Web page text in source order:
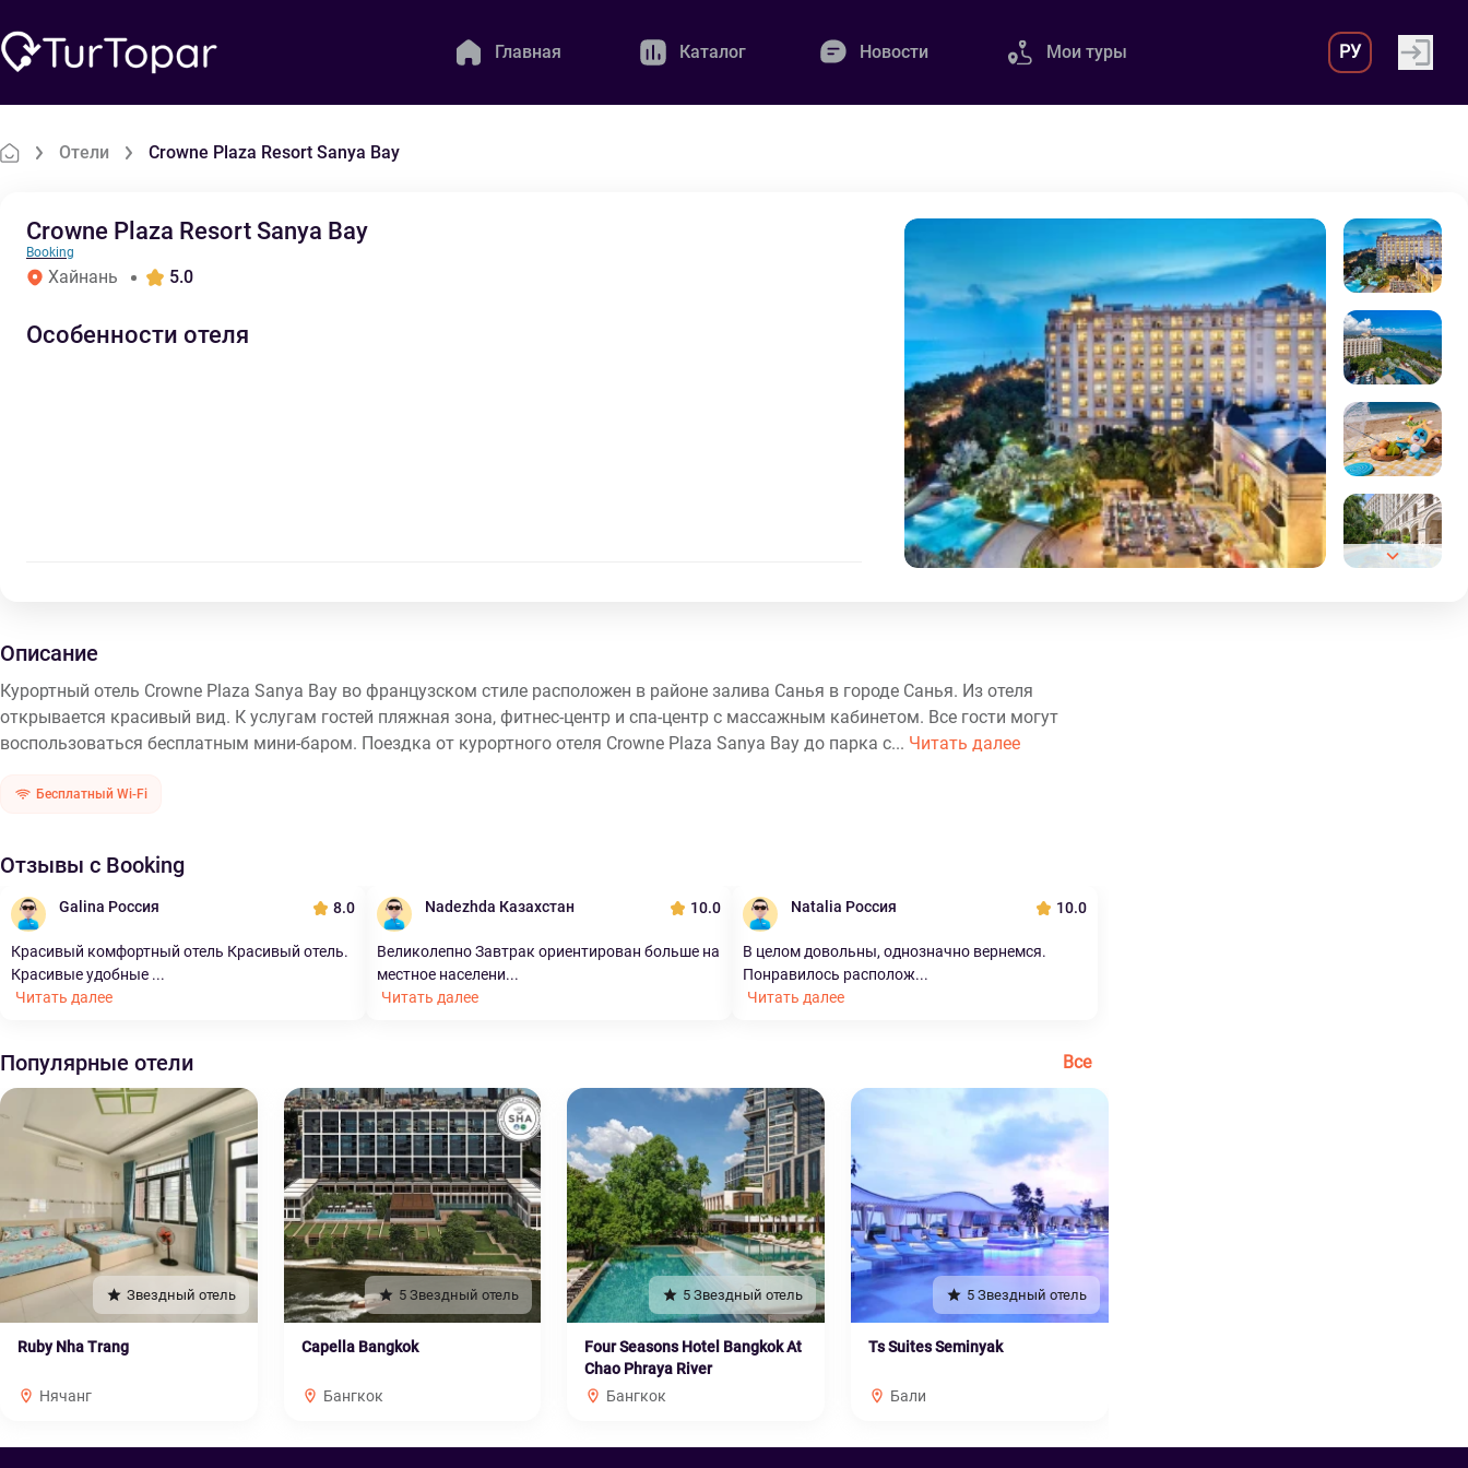
Главная Каталог Новости Мои туры РУ
Отели Crowne Plaza Resort Sanya Bay
Crowne Plaza Resort Sanya Bay
Booking
Хайнань 5.0
Особенности отеля
Описание
Курортный отель Crowne Plaza Sanya Bay во французском стиле расположен в районе залива Санья в городе Санья. Из отеля
открывается красивый вид. К услугам гостей пляжная зона, фитнес-центр и спа-центр с массажным кабинетом. Все гости могут
воспользоваться бесплатным мини-баром. Поездка от курортного отеля Crowne Plaza Sanya Bay до парка с... Читать далее
Бесплатный Wi-Fi
Отзывы с Booking
Galina Россия 8.0
Красивый комфортный отель Красивый отель.
Красивые удобные ...
Читать далее
Nadezhda Казахстан 10.0
Великолепно Завтрак ориентирован больше на
местное населени...
Читать далее
Natalia Россия 10.0
В целом довольны, однозначно вернемся.
Понравилось располож...
Читать далее
Популярные отели Все
Звездный отель
Ruby Nha Trang
Нячанг
5 Звездный отель
Capella Bangkok
Бангкок
5 Звездный отель
Four Seasons Hotel Bangkok At
Chao Phraya River
Бангкок
5 Звездный отель
Ts Suites Seminyak
Бали